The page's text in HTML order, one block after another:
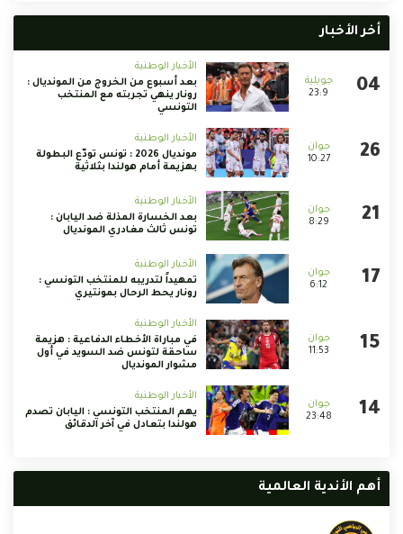
أخر الأخبار
23:9
الأخبار الوطنية
بعد أسبوع من الخروج من المونديال :
رونار ينهي تجربته مع المنتخب
التونسي
10:27
الأخبار الوطنية
مونديال 2026 : تونس تودّع البطولة
بهزيمة أمام هولندا بثلاثية
8:29
الأخبار الوطنية
بعد الخسارة المذلة ضد اليابان :
تونس ثالث مغادري المونديال
6:12
الأخبار الوطنية
تمهيداً لتدريبه للمنتخب التونسي :
رونار يحط الرحال بمونتيري
11:53
الأخبار الوطنية
في مباراة الأخطاء الدفاعية : هزيمة
ساحقة لتونس ضد السويد في أول
مشوار المونديال
23:48
الأخبار الوطنية
يهم المنتخب التونسي : اليابان تصدم
هولندا بتعادل في آخر الدقائق
أهم الأندية العالمية